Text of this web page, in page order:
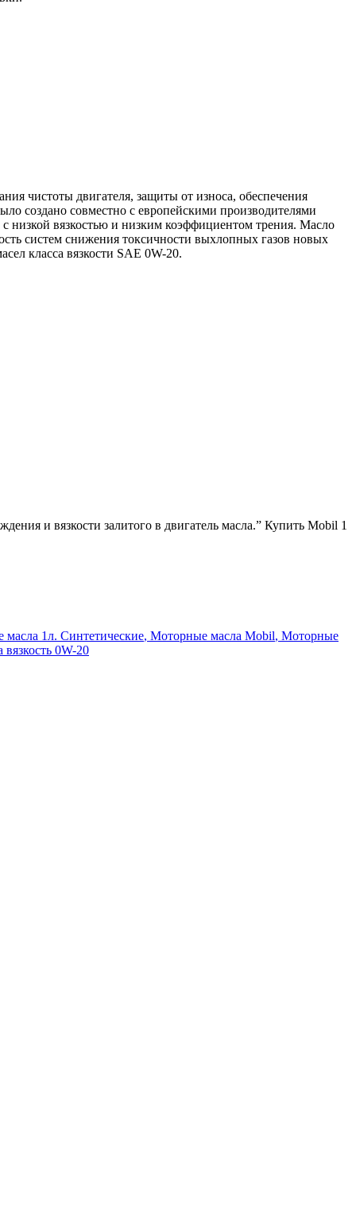
чистоты двигателя, защиты от износа, обеспечения
создано совместно с европейскими производителями
низкой вязкостью и низким коэффициентом трения. Масло
систем снижения токсичности выхлопных газов новых
класса вязкости SAE 0W-20.
и вязкости залитого в двигатель масла.” Купить Mobil 1
1л. Синтетические, Моторные масла Mobil, Моторные
0W-20